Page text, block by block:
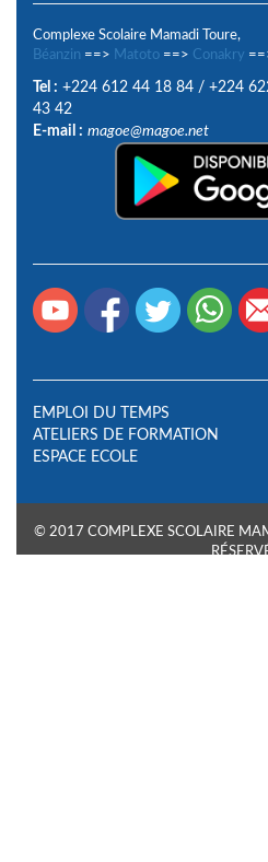
Complexe Scolaire Mamadi Toure,
Béanzin ==> Matoto ==> Conakry
Tel : +224 612 44 18 84 / +224
43 42
E-mail : magoe@magoe.net
EMPLOI DU TEMPS
ATELIERS DE FORMATION
ESPACE ECOLE
© 2017 COMPLEXE SCOLAIRE